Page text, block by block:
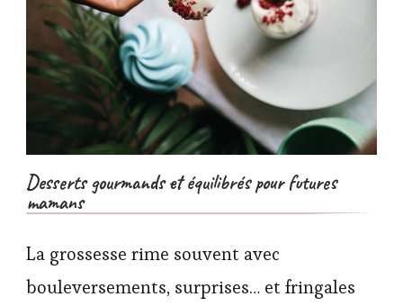
Desserts gourmands et équilibrés pour futures
mamans
La grossesse rime souvent avec
bouleversements, surprises… et fringales